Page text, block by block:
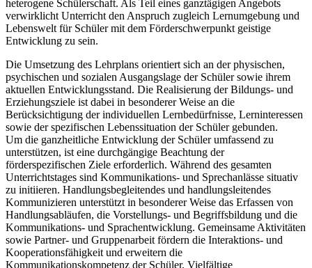
heterogene Schülerschaft. Als Teil eines ganztägigen Angebots
verwirklicht Unterricht den Anspruch zugleich Lernumgebung und
Lebenswelt für Schüler mit dem Förderschwerpunkt geistige
Entwicklung zu sein.
Die Umsetzung des Lehrplans orientiert sich an der physischen,
psychischen und sozialen Ausgangslage der Schüler sowie ihrem
aktuellen Entwicklungsstand. Die Realisierung der Bildungs- und
Erziehungsziele ist dabei in besonderer Weise an die
Berücksichtigung der individuellen Lernbedürfnisse, Lerninteressen
sowie der spezifischen Lebenssituation der Schüler gebunden.
Um die ganzheitliche Entwicklung der Schüler umfassend zu
unterstützen, ist eine durchgängige Beachtung der
förderspezifischen Ziele erforderlich. Während des gesamten
Unterrichtstages sind Kommunikations- und Sprechanlässe situativ
zu initiieren. Handlungsbegleitendes und handlungsleitendes
Kommunizieren unterstützt in besonderer Weise das Erfassen von
Handlungsabläufen, die Vorstellungs- und Begriffsbildung und die
Kommunikations- und Sprachentwicklung. Gemeinsame Aktivitäten
sowie Partner- und Gruppenarbeit fördern die Interaktions- und
Kooperationsfähigkeit und erweitern die
Kommunikationskompetenz der Schüler. Vielfältige